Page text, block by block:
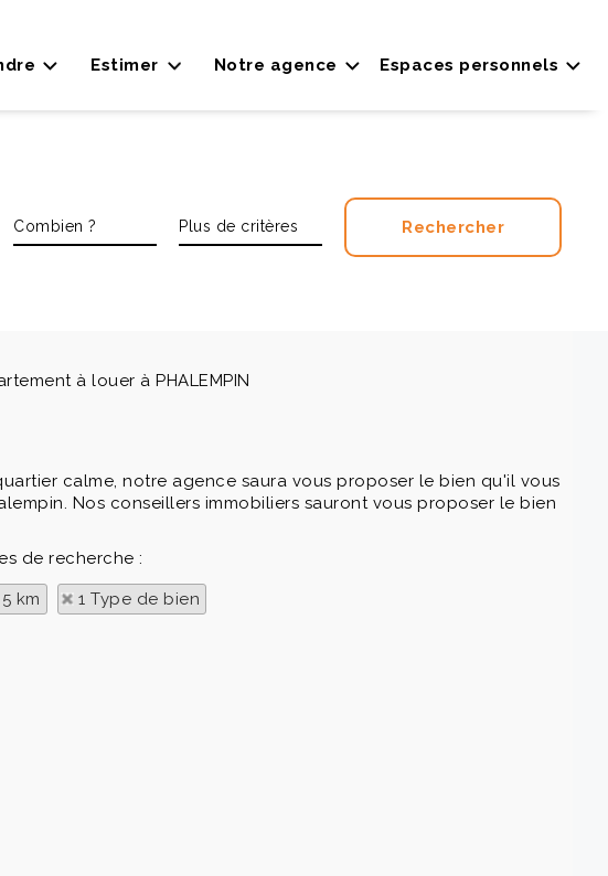
Espaces personnels
Estimer Notre agence
à louer à PHALEMPIN
calme, notre agence saura vous proposer le bien qu'il vous
Nos conseillers immobiliers sauront vous proposer le bien
de recherche :
km 1 Type de bien